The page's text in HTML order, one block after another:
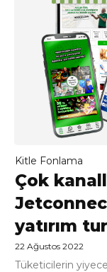
Kitle Fonlama
Çok
yatırım
22 Ağustos 2022
Tüketicilerin